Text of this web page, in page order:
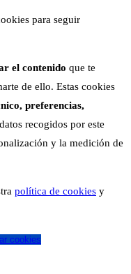
para seguir
el contenido que te
de ello. Estas cookies
preferencias,
recogidos por este
y la medición de
política de cookies y
cookies